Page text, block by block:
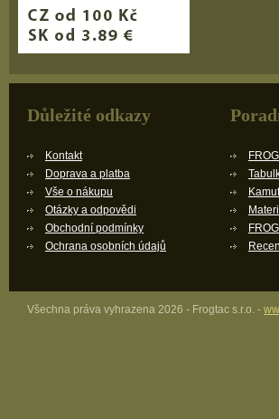
Důležité odkazy
Kontakt
Doprava a platba
Vše o nákupu
Otázky a odpovědi
Obchodní podmínky
Ochrana osobních údajů
Všechna práva vyhrazena 2026 - Frogtac s.r.o. -